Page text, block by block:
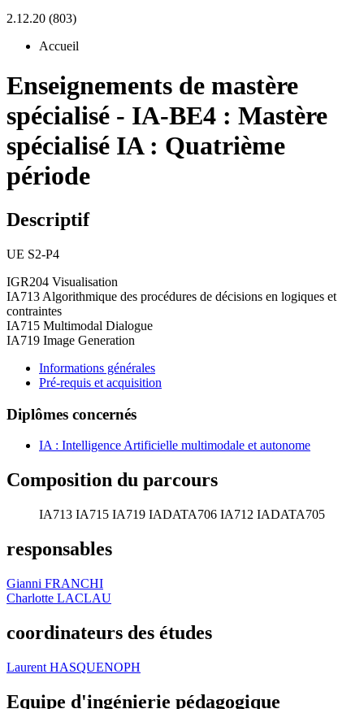
2.12.20 (803)
Accueil
Enseignements de mastère
spécialisé - IA-BE4 : Mastère
spécialisé IA : Quatrième
période
Descriptif
UE S2-P4
IGR204 Visualisation
IA713 Algorithmique des procédures de décisions en logiques et
contraintes
IA715 Multimodal Dialogue
IA719 Image Generation
Informations générales
Pré-requis et acquisition
Diplômes concernés
IA : Intelligence Artificielle multimodale et autonome
Composition du parcours
IA713 IA715 IA719 IADATA706 IA712 IADATA705
responsables
Gianni FRANCHI
Charlotte LACLAU
coordinateurs des études
Laurent HASQUENOPH
Equipe d'ingénierie pédagogique